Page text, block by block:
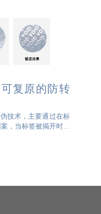
复原的防转
技术，主要通过在标
，当标签被揭开时，
应用于电子产品、医